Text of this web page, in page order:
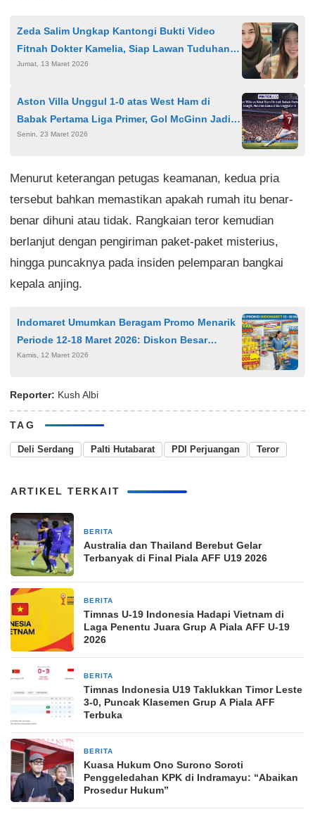
Zeda Salim Ungkap Kantongi Bukti Video
Fitnah Dokter Kamelia, Siap Lawan Tuduhan
Merusak Nama Baik
Jumat, 13 Maret 2026
Aston Villa Unggul 1-0 atas West Ham di
Babak Pertama Liga Primer, Gol McGinn Jadi
Pembeda
Senin, 23 Maret 2026
Menurut keterangan petugas keamanan, kedua pria
tersebut bahkan memastikan apakah rumah itu benar-
benar dihuni atau tidak. Rangkaian teror kemudian
berlanjut dengan pengiriman paket-paket misterius,
hingga puncaknya pada insiden pelemparan bangkai
kepala anjing.
Indomaret Umumkan Beragam Promo Menarik
Periode 12-18 Maret 2026: Diskon Besar
hingga Beli 1 Gratis 1
Kamis, 12 Maret 2026
Reporter: Kush Albi
TAG
Deli Serdang Palti Hutabarat PDI Perjuangan Teror
ARTIKEL TERKAIT
BERITA
Australia dan Thailand Berebut Gelar
Terbanyak di Final Piala AFF U19 2026
BERITA
Timnas U-19 Indonesia Hadapi Vietnam di
Laga Penentu Juara Grup A Piala AFF U-19
2026
BERITA
Timnas Indonesia U19 Taklukkan Timor Leste
3-0, Puncak Klasemen Grup A Piala AFF
Terbuka
BERITA
Kuasa Hukum Ono Surono Soroti
Penggeledahan KPK di Indramayu: “Abaikan
Prosedur Hukum”